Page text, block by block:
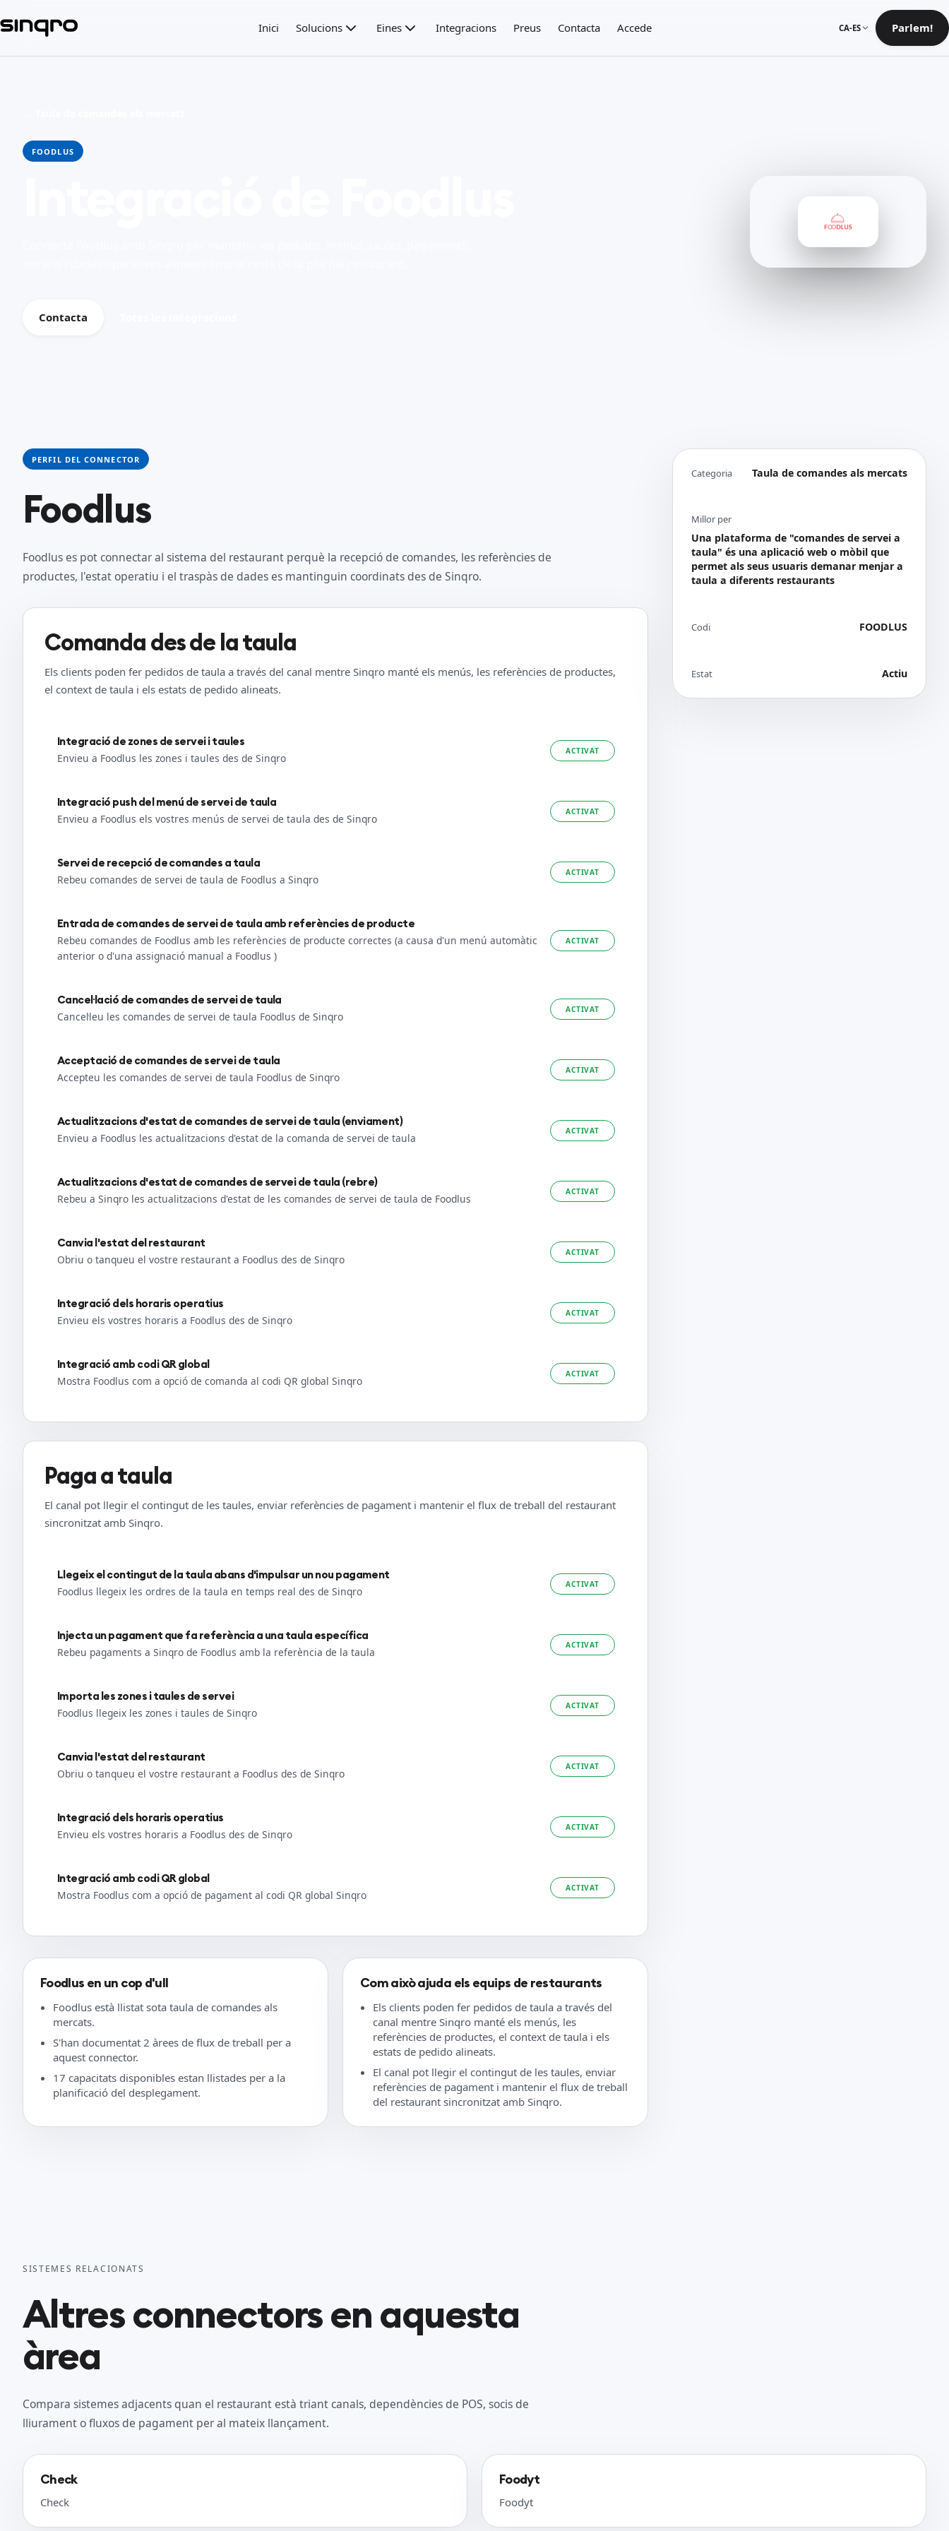
Inici Solucions Eines Integracions Preus Contacta Accede CA-ES Parlem!
FOODLUS
Contacta
PERFIL DEL CONNECTOR
Foodlus
Foodlus es pot connectar al sistema del restaurant perquè la recepció de comandes, les referències de
productes, l'estat operatiu i el traspàs de dades es mantinguin coordinats des de Sinqro.
Comanda des de la taula
Els clients poden fer pedidos de taula a través del canal mentre Sinqro manté els menús, les referències de productes,
el context de taula i els estats de pedido alineats.
Integració de zones de servei i taules
Envieu a Foodlus les zones i taules des de Sinqro
ACTIVAT
Integració push del menú de servei de taula
Envieu a Foodlus els vostres menús de servei de taula des de Sinqro
ACTIVAT
Servei de recepció de comandes a taula
Rebeu comandes de servei de taula de Foodlus a Sinqro
ACTIVAT
Entrada de comandes de servei de taula amb referències de producte
Rebeu comandes de Foodlus amb les referències de producte correctes (a causa d'un menú automàtic
anterior o d'una assignació manual a Foodlus )
ACTIVAT
Cancel·lació de comandes de servei de taula
Cancel·leu les comandes de servei de taula Foodlus de Sinqro
ACTIVAT
Acceptació de comandes de servei de taula
Accepteu les comandes de servei de taula Foodlus de Sinqro
ACTIVAT
Actualitzacions d'estat de comandes de servei de taula (enviament)
Envieu a Foodlus les actualitzacions d'estat de la comanda de servei de taula
ACTIVAT
Actualitzacions d'estat de comandes de servei de taula (rebre)
Rebeu a Sinqro les actualitzacions d'estat de les comandes de servei de taula de Foodlus
ACTIVAT
Canvia l'estat del restaurant
Obriu o tanqueu el vostre restaurant a Foodlus des de Sinqro
ACTIVAT
Integració dels horaris operatius
Envieu els vostres horaris a Foodlus des de Sinqro
ACTIVAT
Integració amb codi QR global
Mostra Foodlus com a opció de comanda al codi QR global Sinqro
ACTIVAT
Paga a taula
El canal pot llegir el contingut de les taules, enviar referències de pagament i mantenir el flux de treball del restaurant
sincronitzat amb Sinqro.
Llegeix el contingut de la taula abans d'impulsar un nou pagament
Foodlus llegeix les ordres de la taula en temps real des de Sinqro
ACTIVAT
Injecta un pagament que fa referència a una taula específica
Rebeu pagaments a Sinqro de Foodlus amb la referència de la taula
ACTIVAT
Importa les zones i taules de servei
Foodlus llegeix les zones i taules de Sinqro
ACTIVAT
Canvia l'estat del restaurant
Obriu o tanqueu el vostre restaurant a Foodlus des de Sinqro
ACTIVAT
Integració dels horaris operatius
Envieu els vostres horaris a Foodlus des de Sinqro
ACTIVAT
Integració amb codi QR global
Mostra Foodlus com a opció de pagament al codi QR global Sinqro
ACTIVAT
Foodlus en un cop d'ull
Foodlus està llistat sota taula de comandes als
mercats.
S'han documentat 2 àrees de flux de treball per a
aquest connector.
17 capacitats disponibles estan llistades per a la
planificació del desplegament.
Com això ajuda els equips de restaurants
Els clients poden fer pedidos de taula a través del
canal mentre Sinqro manté els menús, les
referències de productes, el context de taula i els
estats de pedido alineats.
El canal pot llegir el contingut de les taules, enviar
referències de pagament i mantenir el flux de treball
del restaurant sincronitzat amb Sinqro.
Categoria Taula de comandes als mercats
Millor per
Una plataforma de "comandes de servei a
taula" és una aplicació web o mòbil que
permet als seus usuaris demanar menjar a
taula a diferents restaurants
Codi FOODLUS
Estat Actiu
SISTEMES RELACIONATS
Altres connectors en aquesta
àrea
Compara sistemes adjacents quan el restaurant està triant canals, dependències de POS, socis de
lliurament o fluxos de pagament per al mateix llançament.
Check
Check
Foodyt
Foodyt